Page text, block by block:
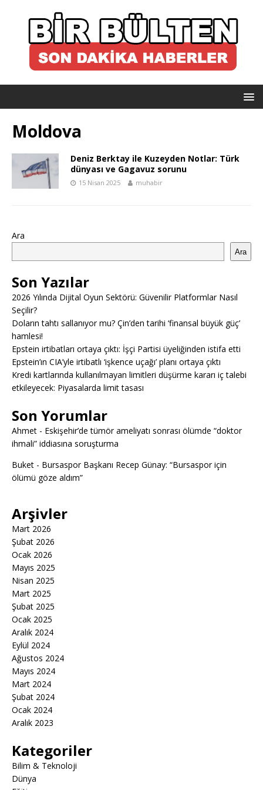
Moldova
Deniz Berktay ile Kuzeyden Notlar: Türk
dünyası ve Gagavuz sorunu
15 Nisan 2025 muhabir
Ara
Ara
Son Yazılar
2026 Yılında Dijital Oyun Sektörü: Güvenilir Platformlar Nasıl
Seçilir?
Doların tahtı sallanıyor mu? Çin’den tarihi ‘finansal büyük güç’
hamlesi!
Epstein irtibatları ortaya çıktı: İşçi Partisi üyeliğinden istifa etti
Epstein’ın CIA’yle irtibatlı ‘işkence uçağı’ planı ortaya çıktı
Kredi kartlarında kullanılmayan limitleri düşürme kararı iç talebi
etkileyecek: Piyasalarda limit tasası
Son Yorumlar
Ahmet - Eskişehir’de tümör ameliyatı sonrası ölümde “doktor
ihmali” iddiasına soruşturma
Buket - Bursaspor Başkanı Recep Günay: “Bursaspor için
ölümü göze aldım”
Arşivler
Mart 2026
Şubat 2026
Ocak 2026
Mayıs 2025
Nisan 2025
Mart 2025
Şubat 2025
Ocak 2025
Aralık 2024
Eylül 2024
Ağustos 2024
Mayıs 2024
Mart 2024
Şubat 2024
Ocak 2024
Aralık 2023
Kategoriler
Bilim & Teknoloji
Dünya